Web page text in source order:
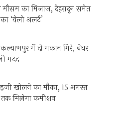
मौसम का मिजाज, देहरादून समेत
‘येलो अलर्ट’
में दो मकान गिरे, बेघर
मदद
खोलने का मौका, 15 अगस्त
मिलेगा कमीशन